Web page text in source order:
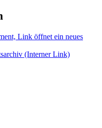
Link öffnet ein neues
(Interner Link)